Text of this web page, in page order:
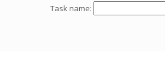
Task name: